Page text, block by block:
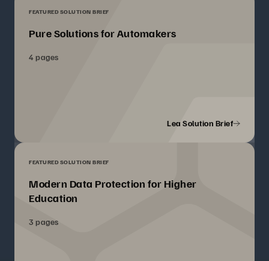
FEATURED SOLUTION BRIEF
Pure Solutions for Automakers
4 pages
Lea Solution Brief
FEATURED SOLUTION BRIEF
Modern Data Protection for Higher
Education
3 pages